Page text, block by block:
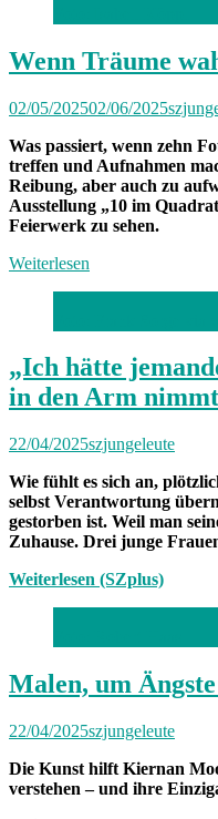
Wenn Träume
02/05/202502/06/2025
Was passiert, wenn zehn
treffen und Aufnahmen
Reibung, aber auch zu
Ausstellung „10 im
Feierwerk zu sehen.
Weiterlesen
„Ich hätte
in den Arm
22/04/2025szjungeleute
Wie fühlt es sich an,
selbst Verantwortung
gestorben ist. Weil man
Zuhause. Drei junge
Weiterlesen (SZplus)
Malen, um
22/04/2025szjungeleute
Die Kunst hilft Kiernan
verstehen – und ihre